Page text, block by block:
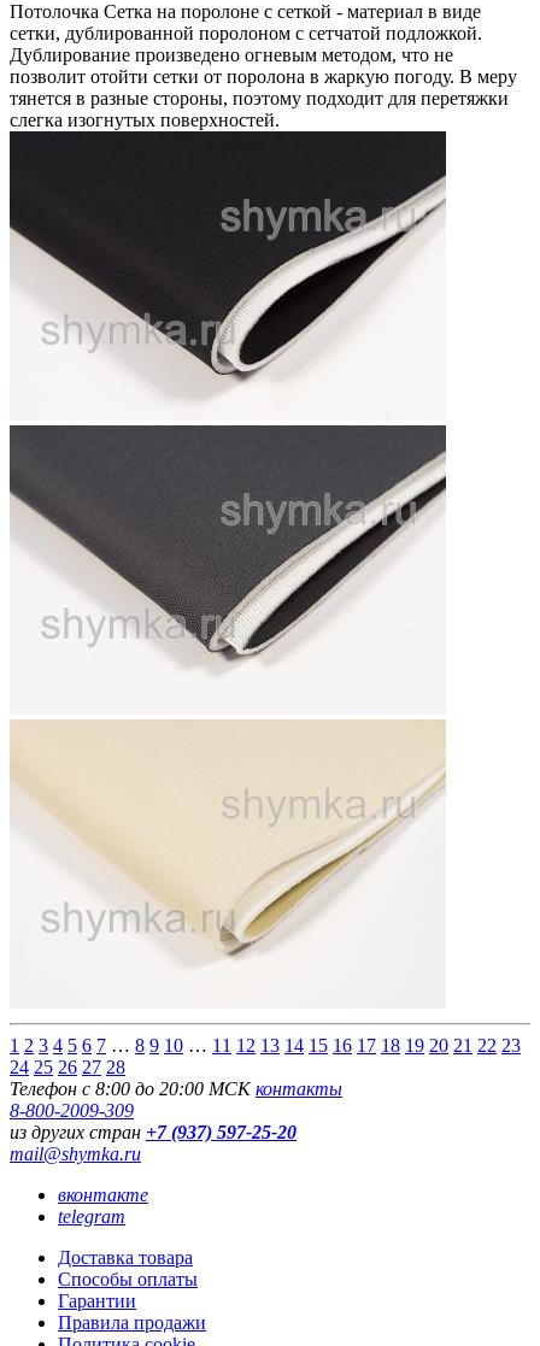
Потолочка Сетка на поролоне с сеткой - материал в виде
сетки, дублированной поролоном с сетчатой подложкой.
Дублирование произведено огневым методом, что не
позволит отойти сетки от поролона в жаркую погоду. В меру
тянется в разные стороны, поэтому подходит для перетяжки
слегка изогнутых поверхностей.
1 2 3 4 5 6 7 … 8 9 10 … 11 12 13 14 15 16 17 18 19 20 21 22 23
24 25 26 27 28
Телефон с 8:00 до 20:00 МСКконтакты
8-800-2009-309
из других стран +7 (937) 597-25-20
mail@shymka.ru
вконтакте
telegram
Доставка товара
Способы оплаты
Гарантии
Правила продажи